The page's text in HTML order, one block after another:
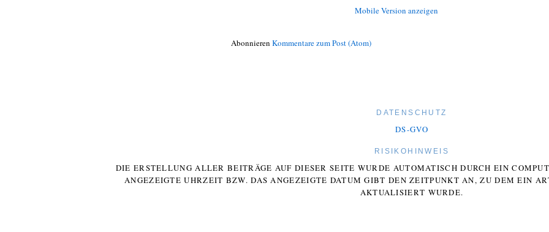
Mobile Version anzeigen
Abonnieren Kommentare zum Post (Atom)
DATENSCHUTZ
DS-GVO
RISIKOHINWEIS
DIE ERSTELLUNG ALLER BEITRÄGE AUF DIESER SEITE WURDE AUTOMATISCH DURCH EIN
ANGEZEIGTE UHRZEIT BZW. DAS ANGEZEIGTE DATUM GIBT DEN ZEITPUNKT AN, ZU DEM EIN
AKTUALISIERT WURDE.